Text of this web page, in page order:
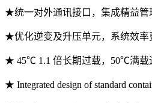
★统一对外通讯接口，集成精益管
★优化逆变及升压单元，系统效率
★ 45℃ 1.1 倍长期过载，50℃满载
★ Integrated design of standard